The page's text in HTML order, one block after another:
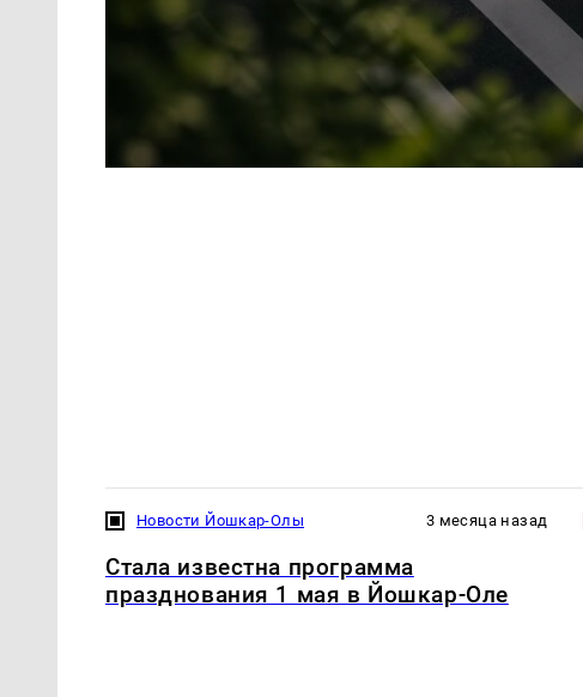
Новости Йошкар-Олы 3 месяца назад
Стала известна программа
празднования 1 мая в Йошкар-Оле